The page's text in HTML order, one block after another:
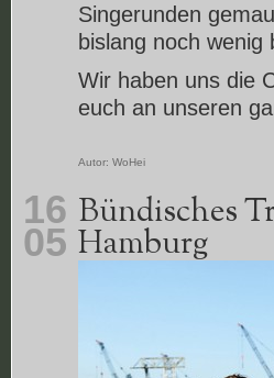
Singerunden
bislang noch wenig
Wir haben uns die
euch an unseren
Autor: WoHei
16
05
Bündisches
Hamburg